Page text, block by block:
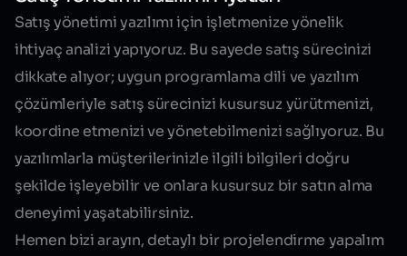
Satış yönetimi yazılımı için işletmenize yönelik
ihtiyaç analizi yapıyoruz. Bu sayede satış sürecinizi
dikkate alıyor; uygun programlama dili ve yazılım
çözümleriyle satış sürecinizi kusursuz yürütmenizi,
koordine etmenizi ve yönetebilmenizi sağlıyoruz. Bu
yazılımlarla müşterilerinizle ilgili bilgileri doğru
şekilde işleyebilir ve onlara kusursuz bir satın alma
deneyimiyaşatabilirsiniz.
Hemen bizi arayın, detaylı bir projelendirme yapalım